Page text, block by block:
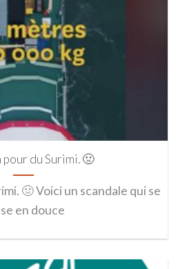
pour du Surimi. 🤢
🤢 Voici un scandale qui se
en douce